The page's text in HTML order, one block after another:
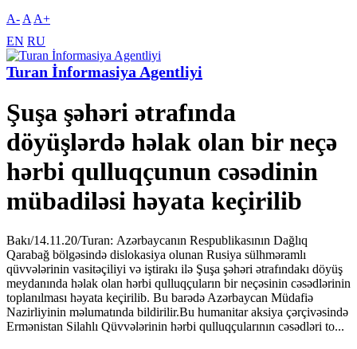
A- A A+
EN RU
Turan İnformasiya Agentliyi
Şuşa şəhəri ətrafında
döyüşlərdə həlak olan bir neçə
hərbi qulluqçunun cəsədinin
mübadiləsi həyata keçirilib
Bakı/14.11.20/Turan: Azərbaycanın Respublikasının Dağlıq
Qarabağ bölgəsində dislokasiya olunan Rusiya sülhməramlı
qüvvələrinin vasitəçiliyi və iştirakı ilə Şuşa şəhəri ətrafındakı döyüş
meydanında həlak olan hərbi qulluqçuların bir neçəsinin cəsədlərinin
toplanılması həyata keçirilib. Bu barədə Azərbaycan Müdafiə
Nazirliyinin məlumatında bildirilir.Bu humanitar aksiya çərçivəsində
Ermənistan Silahlı Qüvvələrinin hərbi qulluqçularının cəsədləri to...